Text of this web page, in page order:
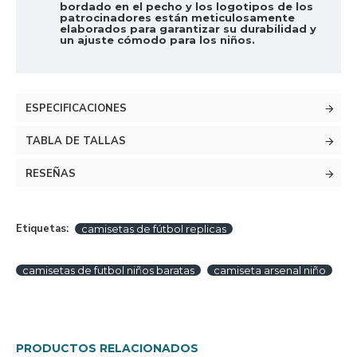
bordado en el pecho y los logotipos de los
patrocinadores están meticulosamente
elaborados para garantizar su durabilidad y
un ajuste cómodo para los niños.
ESPECIFICACIONES
TABLA DE TALLAS
RESEÑAS
Etiquetas: camisetas de fútbol replicas
camisetas de futbol niños baratas camiseta arsenal niño
PRODUCTOS RELACIONADOS